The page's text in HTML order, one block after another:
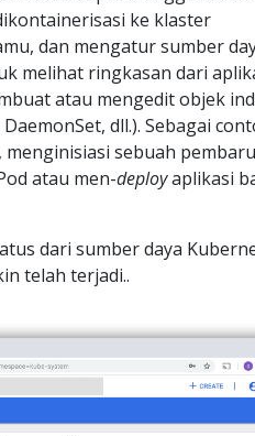
ke klaster
dan mengatur sumber
melihat ringkasan dari
atau mengedit objek
dll.). Sebagai
sebuah
atau men-deployaplikasi
dari sumber daya
telah terjadi..